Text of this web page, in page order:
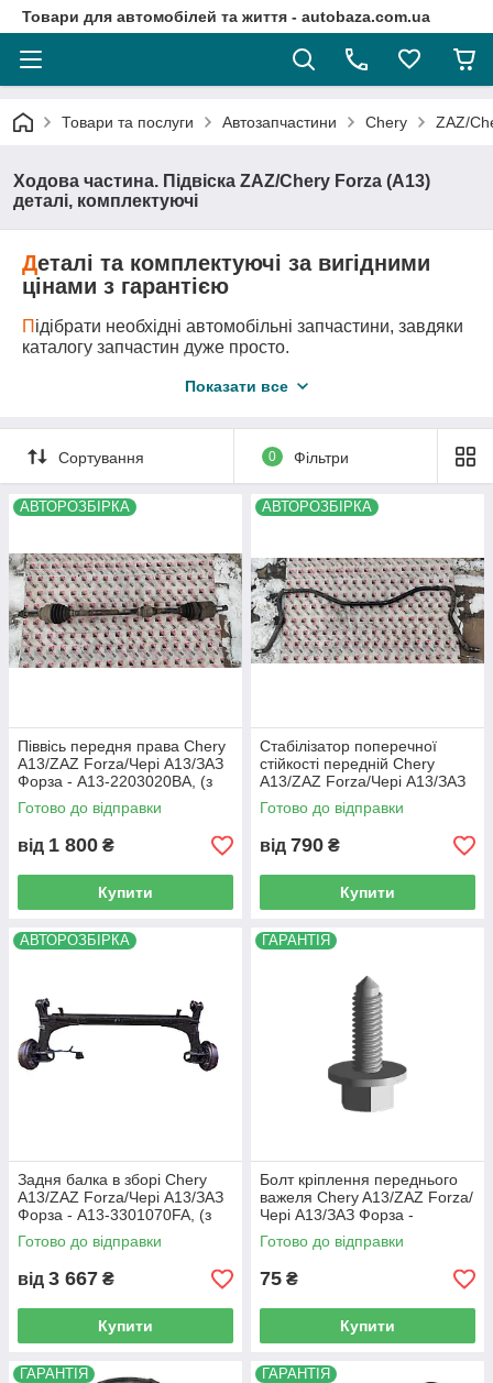
Товари для автомобілей та життя - autobaza.com.ua
Товари та послуги Автозапчастини Chery ZAZ/
Ходова частина. Підвіска ZAZ/Chery Forza (A13)
деталі, комплектуючі
Деталі та комплектуючі за вигідними
цінами з гарантією
П ідібрати необхідні автомобільні запчастини, завдяки
каталогу запчастин дуже просто.
логістичними компаніями.
вигідними цінами!
Ми підберемо всі необхідні вам запчастини та
деталі навіть якщо ви не знаєте її точного
Для цього вам достатньо звя'затися з нами за
+380 (67) 505-21-32і ми підберемо потрібні вам
запчастину!
Якщо необхідної вам запчастини не виявилося в
каталозі,
Будь ласка,зателефонуйте нам.
Це суттєво збереже Ваш час та гроші!
Показати все
Сортування 0 Фільтри
АВТОРОЗБІРКА
Піввісь передня права Chery
A13/ZAZ Forza/Чері А13/ЗАЗ
Форза - A13-2203020BA, (з
розбірки)
Готово до відправки
від 1 800 ₴
Купити
АВТОРОЗБІРКА
Стабілізатор поперечної
стійкості передній Chery
A13/ZAZ Forza/Чері А13/ЗАЗ
Форза - A13-2906010, (з
розбірки)
Готово до відправки
від 790 ₴
Купити
АВТОРОЗБІРКА
Задня балка в зборі Chery
A13/ZAZ Forza/Чері А13/ЗАЗ
Форза - A13-3301070FA, (з
розбірки)
Готово до відправки
від 3 667 ₴
Купити
ГАРАНТІЯ
Болт кріплення переднього
важеля Chery A13/ZAZ Forza/
Чері А13/ЗАЗ Форза -
N10127702
Готово до відправки
75 ₴
Купити
ГАРАНТІЯ ГАРАНТІЯ